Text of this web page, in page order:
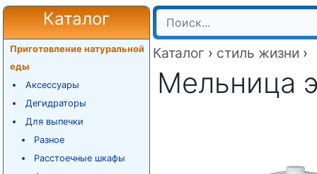
Каталог
Приготовление натуральной
еды
Аксессуары
Дегидраторы
Для выпечки
Разное
Расстоечные шкафы
Каталог › стиль жизни ›
Мельница